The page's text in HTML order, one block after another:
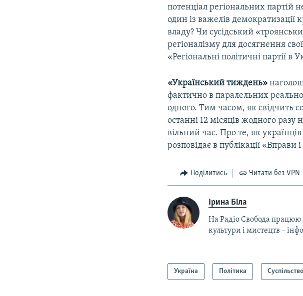
потенціал регіональних партій
один із важелів демократизації
владу? Чи сусідський
регіоналізму для досягнення
«Регіональні політичні партії
«Український тиждень»
фактично в паралельних
одного. Тим часом, як свідчить
останні 12 місяців жодного
вільний час. Про те, як
розповідає в публікації «Вправи
Поділитись Читати без VPN
Ірина Біла
На Радіо Свобода працюю
культури і мистецтв –
Україна Політика Суспільство